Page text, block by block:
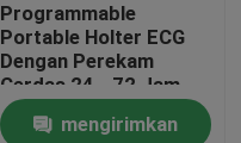
Programmable
Portable Holter ECG
Dengan Perekam
Cerdas 24 - 72 Jam
Perekaman
mengirimkan